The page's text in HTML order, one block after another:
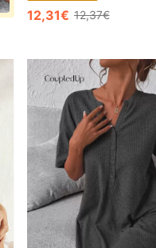
12,31€ 12,37€